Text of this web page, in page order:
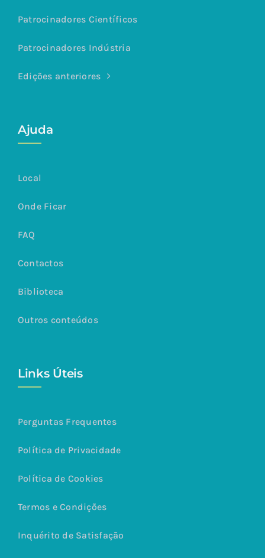
Patrocinadores Científicos
Patrocinadores Indústria
Edições anteriores
Ajuda
Local
Onde Ficar
FAQ
Contactos
Biblioteca
Outros conteúdos
Links Úteis
Perguntas Frequentes
Política de Privacidade
Política de Cookies
Termos e Condições
Inquérito de Satisfação